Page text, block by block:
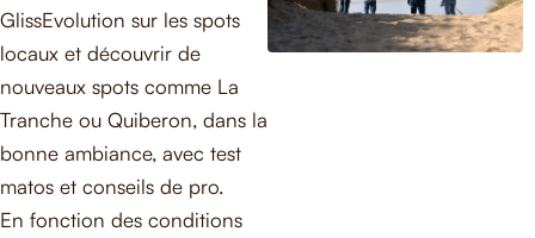
GlissEvolution sur les spots
locaux et découvrir de
nouveaux spots comme La
Tranche ou Quiberon, dans la
bonne ambiance, avec test
matos et conseils de pro.
En fonction des conditions